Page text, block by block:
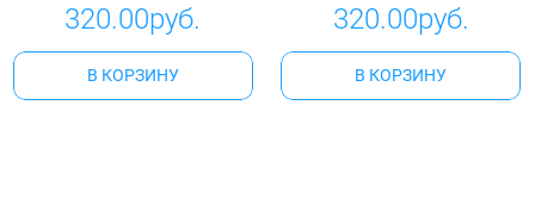
320.00руб.
В КОРЗИНУ
320.00руб.
В КОРЗИНУ